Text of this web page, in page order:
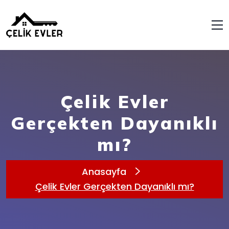
Çelik Evler
Gerçekten Dayanıklı
mı?
Anasayfa
Çelik Evler Gerçekten Dayanıklı mı?